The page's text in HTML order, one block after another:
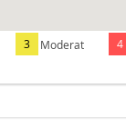
3 Moderat 4